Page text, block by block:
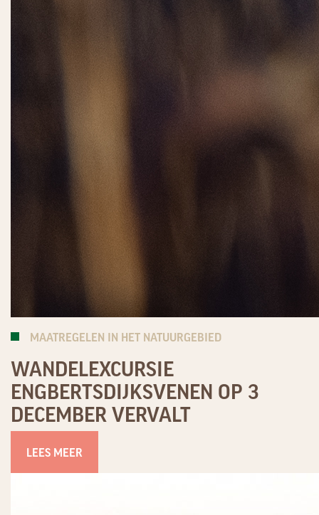
MAATREGELEN IN HET NATUURGEBIED
WANDELEXCURSIE
ENGBERTSDIJKSVENEN OP 3
DECEMBER VERVALT
LEES MEER